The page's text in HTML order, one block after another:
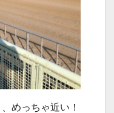
めっちゃ近い！